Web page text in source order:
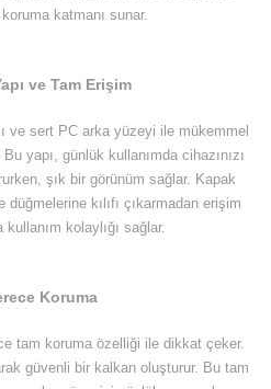
katmanı sunar.
ve Tam Erişim
ve sert PC arka yüzeyi ile mükemmel
yapı, günlük kullanımda cihazınızı
şık bir görünüm sağlar. Kapak
kılıfı çıkarmadan erişim
kullanım kolaylığı sağlar.
Koruma
tam koruma özelliği ile dikkat çeker.
güvenli bir kalkan oluşturur. Bu tam